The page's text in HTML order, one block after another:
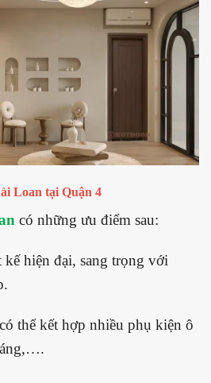
Loan tại Quận 4
có những ưu điểm sau:
kế hiện đại, sang trọng với
có thể kết hợp nhiều phụ kiện ô